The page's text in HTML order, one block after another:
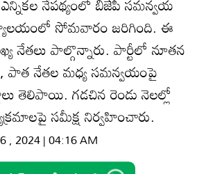
సోమవారం జరిగింది. ఈ
నేతలు పాల్గొన్నారు. పార్టీలో నూతన
పాత నేతల మధ్య సమన్వయంపై
తెలిపాయి. గడచిన రెండు నెలల్లో
సమీక్ష నిర్వహించారు.
, 2024 | 04:16 AM